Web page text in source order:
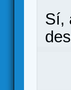
Sí,